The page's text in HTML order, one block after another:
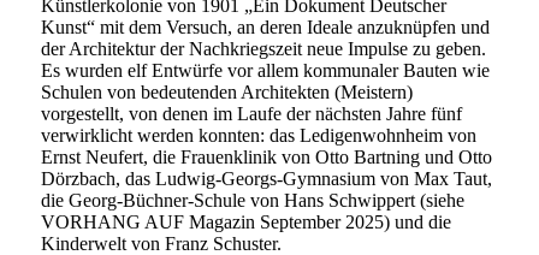
Künstlerkolonie von 1901 „Ein Dokument Deutscher
Kunst“ mit dem Versuch, an deren Ideale anzuknüpfen und
der Architektur der Nachkriegszeit neue Impulse zu geben.
Es wurden elf Entwürfe vor allem kommunaler Bauten wie
Schulen von bedeutenden Architekten (Meistern)
vorgestellt, von denen im Laufe der nächsten Jahre fünf
verwirklicht werden konnten: das Ledigenwohnheim von
Ernst Neufert, die Frauenklinik von Otto Bartning und Otto
Dörzbach, das Ludwig-Georgs-Gymnasium von Max Taut,
die Georg-Büchner-Schule von Hans Schwippert (siehe
VORHANG AUF Magazin September 2025) und die
Kinderwelt von Franz Schuster.